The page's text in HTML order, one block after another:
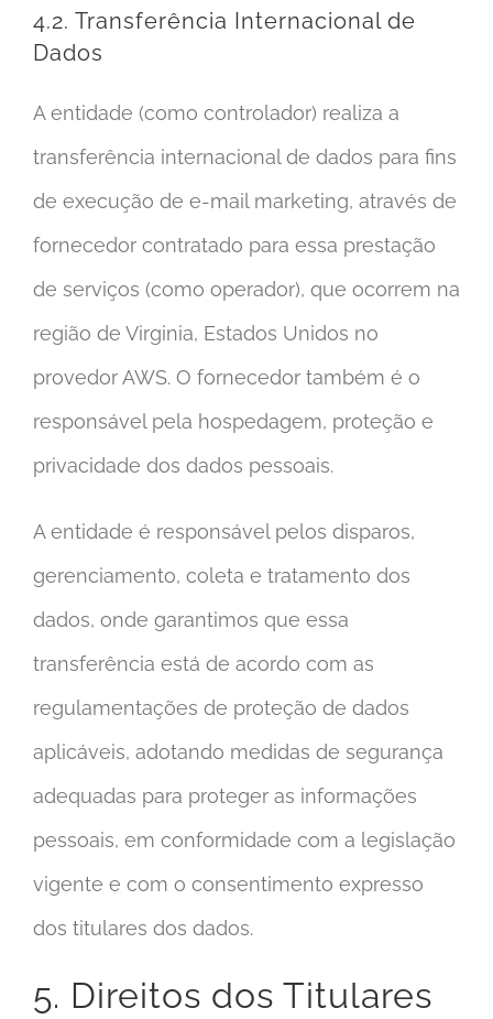
4.2. Transferência Internacional de
Dados
A entidade (como controlador) realiza a
transferência internacional de dados para fins
de execução de e-mail marketing, através de
fornecedor contratado para essa prestação
de serviços (como operador), que ocorrem na
região de Virginia, Estados Unidos no
provedor AWS. O fornecedor também é o
responsável pela hospedagem, proteção e
privacidade dos dados pessoais.
A entidade é responsável pelos disparos,
gerenciamento, coleta e tratamento dos
dados, onde garantimos que essa
transferência está de acordo com as
regulamentações de proteção de dados
aplicáveis, adotando medidas de segurança
adequadas para proteger as informações
pessoais, em conformidade com a legislação
vigente e com o consentimento expresso
dos titulares dos dados.
5. Direitos dos Titulares